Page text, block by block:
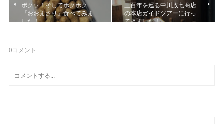
ポクッ！そしてホクホク
『おおまさり』食べてみま
した！
三百年を巡る中川政七商店
の本店ガイドツアーに行っ
てきました！
0コメント